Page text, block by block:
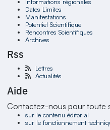
Dates Limites
Manifestations
Potentiel Scientifique
Rencontres Scientifiques
Archives
Rss
Lettres
Actualités
Aide
Contactez-nous pour toute
sur le contenu éditorial
sur le fonctionnement